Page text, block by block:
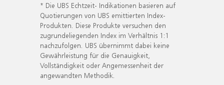
* Die UBS Echtzeit- Indikationen basieren auf
Quotierungen von UBS emittierten Index-
Produkten. Diese Produkte versuchen den
zugrundeliegenden Index im Verhältnis 1:1
nachzufolgen. UBS übernimmt dabei keine
Gewährleistung für die Genauigkeit,
Vollständigkeit oder Angemessenheit der
angewandten Methodik.